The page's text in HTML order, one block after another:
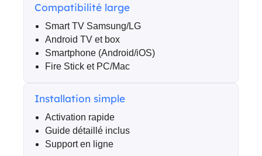
Compatibilité large
Smart TV Samsung/LG
Android TV et box
Smartphone (Android/iOS)
Fire Stick et PC/Mac
Installation simple
Activation rapide
Guide détaillé inclus
Support en ligne